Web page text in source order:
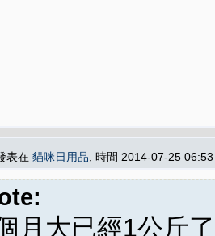
表在 貓咪日用品 , 時間 2014-07-25
月大已經1公斤